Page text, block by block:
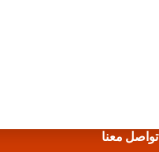
تواصل معنا